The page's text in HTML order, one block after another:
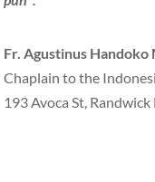
Fr. Agustinus Handoko
Chaplain to the
193 Avoca St,